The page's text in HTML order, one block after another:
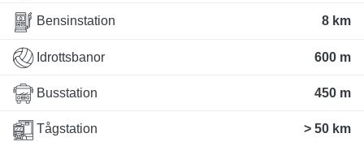
Bensinstation 8 km
Idrottsbanor 600 m
Busstation 450 m
Tågstation > 50 km